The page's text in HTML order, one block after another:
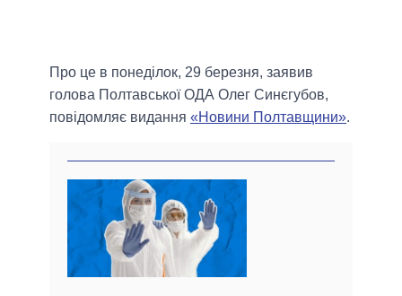
Про це в понеділок, 29 березня, заявив
голова Полтавської ОДА Олег Синєгубов,
повідомляє видання «Новини Полтавщини».